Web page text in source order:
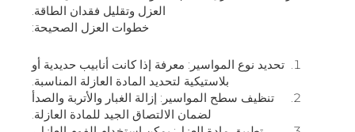
العزل وتقليل فقدان الطاقة.
خطوات العزل الصحيحة:
تحديد نوع المواسير: معرفة إذا كانت أنابيب حديدية أو
بلاستيكية لتحديد المادة العازلة المناسبة.
تنظيف سطح المواسير: إزالة الغبار والأتربة والصدأ
لضمان الالتصاق الجيد للمادة العازلة.